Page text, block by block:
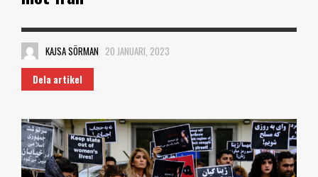
KAJSA SÖRMAN 20 JANUARI, 2023
Dela artikel